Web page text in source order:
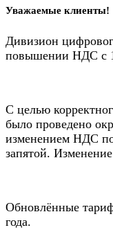
Уважаемые клиенты!
Дивизион
повышении НДС с 1
С целью
было проведено
изменением НДС
запятой.
Обновлённые
года.